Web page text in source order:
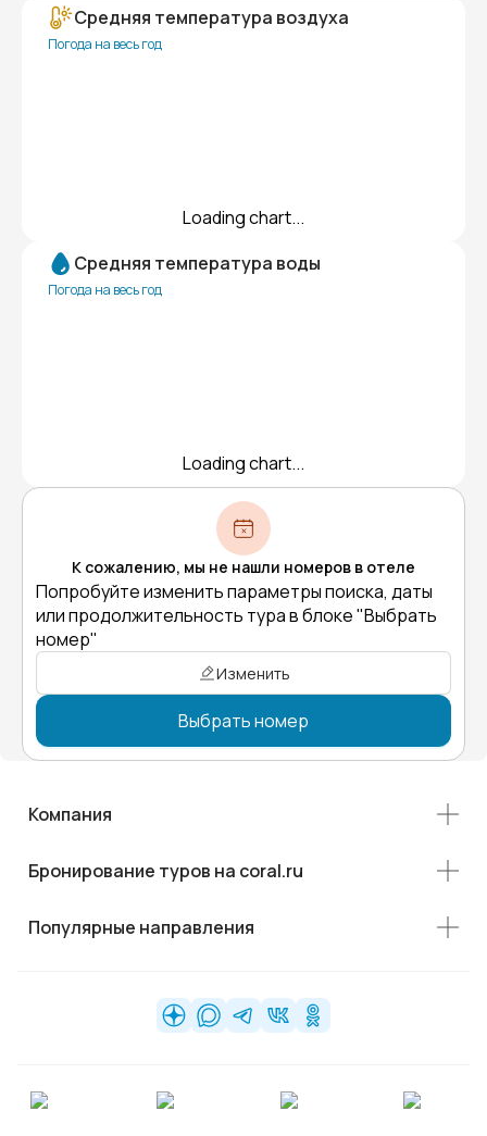
Средняя температура воздуха
Погода на весь год
Loading chart...
Средняя температура воды
Погода на весь год
Loading chart...
К сожалению, мы не нашли номеров в отеле
Попробуйте изменить параметры поиска, даты
или продолжительность тура в блоке "Выбрать
номер"
Изменить
Выбрать номер
Компания
Бронирование туров на coral.ru
Популярные направления